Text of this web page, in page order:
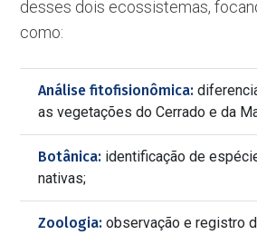
desses dois ecossistemas,
como:
Análise fitofisionômica:
as vegetações do Cerrado e da
Botânica: identificação de
nativas;
Zoologia: observação e registro